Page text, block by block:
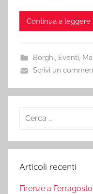
Continua a leggere
Borghi, Eventi,
Scrivi un
Ricerca
Articoli recenti
Firenze a